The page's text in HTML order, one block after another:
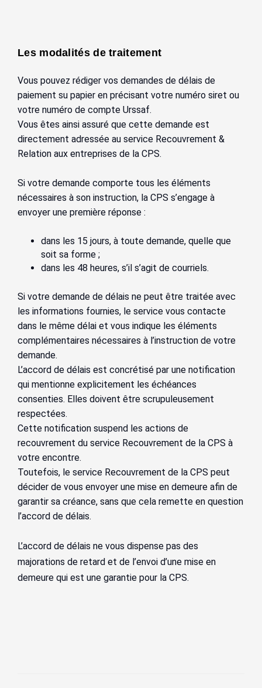
Les modalités de traitement
Vous pouvez rédiger vos demandes de délais de
paiement su papier en précisant votre numéro siret ou
votre numéro de compte Urssaf.
Vous êtes ainsi assuré que cette demande est
directement adressée au service Recouvrement &
Relation aux entreprises de la CPS.
Si votre demande comporte tous les éléments
nécessaires à son instruction, la CPS s’engage à
envoyer une première réponse :
dans les 15 jours, à toute demande, quelle que
soit sa forme ;
dans les 48 heures, s’il s’agit de courriels.
Si votre demande de délais ne peut être traitée avec
les informations fournies, le service vous contacte
dans le même délai et vous indique les éléments
complémentaires nécessaires à l’instruction de votre
demande.
L’accord de délais est concrétisé par une notification
qui mentionne explicitement les échéances
consenties. Elles doivent être scrupuleusement
respectées.
Cette notification suspend les actions de
recouvrement du service Recouvrement de la CPS à
votre encontre.
Toutefois, le service Recouvrement de la CPS peut
décider de vous envoyer une mise en demeure afin de
garantir sa créance, sans que cela remette en question
l’accord de délais.
L’accord de délais ne vous dispense pas des
majorations de retard et de l’envoi d’une mise en
demeure qui est une garantie pour la CPS.